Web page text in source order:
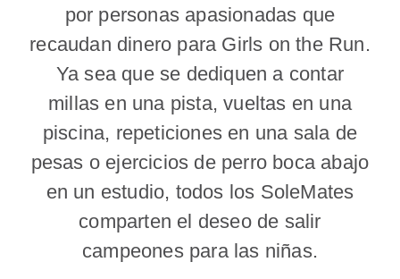
por personas apasionadas que
recaudan dinero para Girls on the Run.
Ya sea que se dediquen a contar
millas en una pista, vueltas en una
piscina, repeticiones en una sala de
pesas o ejercicios de perro boca abajo
en un estudio, todos los SoleMates
comparten el deseo de salir
campeones para las niñas.